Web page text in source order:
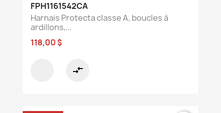
FPH1161542CA
Harnais Protecta classe A, boucles à
ardillons,...
118,00 $
compare_arrows